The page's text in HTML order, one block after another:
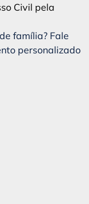
Civil pela
família? Fale
personalizado